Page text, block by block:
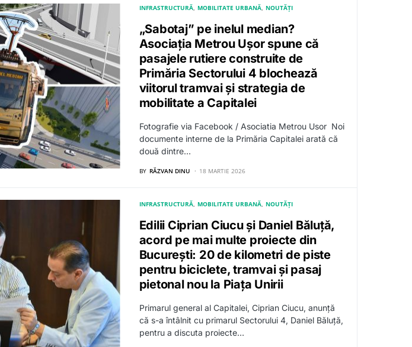
INFRASTRUCTURĂ MOBILITATE URBANĂ NOUTĂȚI
„Sabotaj” pe inelul median?
Asociația Metrou Ușor spune că
pasajele rutiere construite de
Primăria Sectorului 4 blochează
viitorul tramvai și strategia de
mobilitate a Capitalei
Fotografie via Facebook / Asociatia Metrou Usor Noi
documente interne de la Primăria Capitalei arată că
două dintre…
BY RĂZVAN DINU 18 MARTIE 2026
INFRASTRUCTURĂ MOBILITATE URBANĂ NOUTĂȚI
Edilii Ciprian Ciucu și Daniel Băluță,
acord pe mai multe proiecte din
București: 20 de kilometri de piste
pentru biciclete, tramvai și pasaj
pietonal nou la Piața Unirii
Primarul general al Capitalei, Ciprian Ciucu, anunță
că s-a întâlnit cu primarul Sectorului 4, Daniel Băluță,
pentru a discuta proiecte…